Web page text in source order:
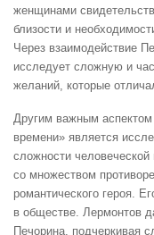
женщинами
близости и
Через взаимодействие
исследует сложную и
желаний, которые
Другим важным
времени» является
сложности
со множеством
романтического героя.
в обществе. Лермонтов
Печорина, подчеркивая